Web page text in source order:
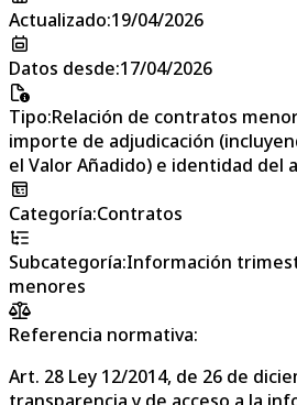
Actualizado:19/04/2026
Datos desde:17/04/2026
Tipo:Relación de contratos
importe de adjudicación
el Valor Añadido) e identidad del
Categoría:Contratos
Subcategoría:Información
menores
Referencia normativa:
Art. 28 Ley 12/2014, de 26 de